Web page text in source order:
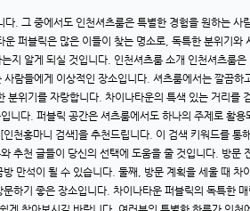
. 그 중에서도 인천셔츠룸은 특별한 경험을 원하는 사
퍼블릭은 많은 이들이 찾는 명소로, 독특한 분위기와
알게 되실 것입니다. 인천셔츠룸 소개 인천셔츠룸
람들에게 이상적인 장소입니다. 셔츠룸에서는 깔끔
위기를 자랑합니다. 차이나타운의 특색 있는 거리를
다. 퍼블릭 공간은 셔츠룸에서도 하나의 주제로 활
천홍마니 검색]을 추천드립니다. 이 검색 키워드를 통
추천 글들이 당신의 선택에 도움을 줄 것입니다. 방문
만석이 될 수 있습니다. 둘째, 방문 계획을 세울 때 차
하기 좋은 장소입니다. 차이나타운 퍼블릭의 독특한